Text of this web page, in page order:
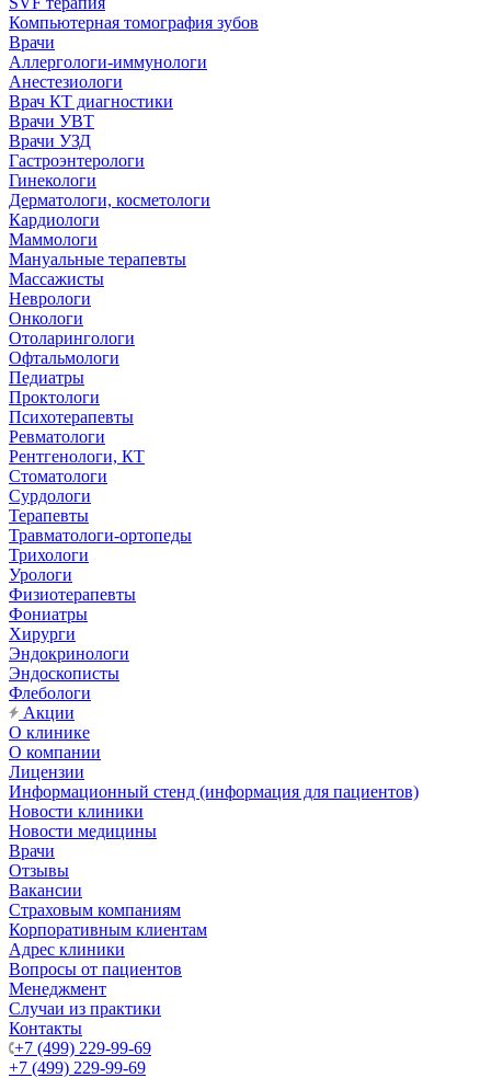
Компьютерная томография зубов
Врачи
Аллергологи-иммунологи
Анестезиологи
Врач КТ диагностики
Врачи УВТ
Врачи УЗД
Гастроэнтерологи
Гинекологи
Дерматологи, косметологи
Кардиологи
Маммологи
Мануальные терапевты
Массажисты
Неврологи
Онкологи
Отоларингологи
Офтальмологи
Педиатры
Проктологи
Психотерапевты
Ревматологи
Рентгенологи, КТ
Стоматологи
Сурдологи
Терапевты
Травматологи-ортопеды
Трихологи
Урологи
Физиотерапевты
Фониатры
Хирурги
Эндокринологи
Эндоскописты
Флебологи
Акции
О клинике
О компании
Лицензии
Информационный стенд (информация для пациентов)
Новости клиники
Новости медицины
Врачи
Отзывы
Вакансии
Страховым компаниям
Корпоративным клиентам
Адрес клиники
Вопросы от пациентов
Менеджмент
Случаи из практики
Контакты
+7 (499) 229-99-69
+7 (499) 229-99-69